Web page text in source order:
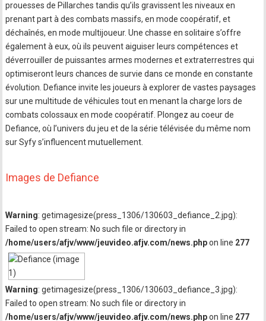
prouesses de Pillarches tandis qu’ils gravissent les niveaux en
prenant part à des combats massifs, en mode coopératif, et
déchaînés, en mode multijoueur. Une chasse en solitaire s’offre
également à eux, où ils peuvent aiguiser leurs compétences et
déverrouiller de puissantes armes modernes et extraterrestres qui
optimiseront leurs chances de survie dans ce monde en constante
évolution. Defiance invite les joueurs à explorer de vastes paysages
sur une multitude de véhicules tout en menant la charge lors de
combats colossaux en mode coopératif. Plongez au coeur de
Defiance, où l’univers du jeu et de la série télévisée du même nom
sur Syfy s’influencent mutuellement.
Images de Defiance
Warning: getimagesize(press_1306/130603_defiance_2.jpg):
Failed to open stream: No such file or directory in
/home/users/afjv/www/jeuvideo.afjv.com/news.phpon line 277
Warning: getimagesize(press_1306/130603_defiance_3.jpg):
Failed to open stream: No such file or directory in
/home/users/afjv/www/jeuvideo.afjv.com/news.phpon line 277